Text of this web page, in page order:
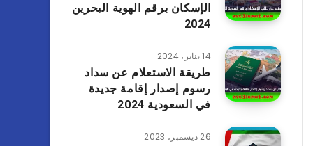
الإسكان برقم الهوية البحرين
2024
14 يناير، 2024
طريقة الاستعلام عن سداد
رسوم إصدار إقامة جديدة
في السعودية 2024
26 ديسمبر، 2023